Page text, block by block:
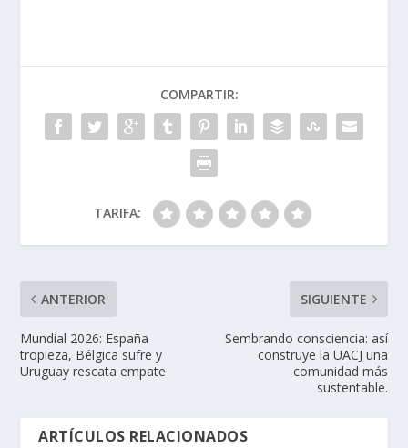
COMPARTIR:
TARIFA:
ANTERIOR
Mundial 2026: España
tropieza, Bélgica sufre y
Uruguay rescata empate
SIGUIENTE
Sembrando consciencia: así
construye la UACJ una
comunidad más
sustentable.
ARTÍCULOS RELACIONADOS